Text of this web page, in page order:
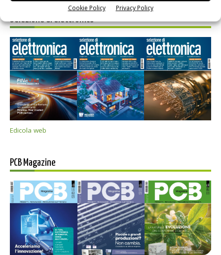
Cookie Policy Privacy Policy
Selezione di elettronica
Edicola web
PCB Magazine